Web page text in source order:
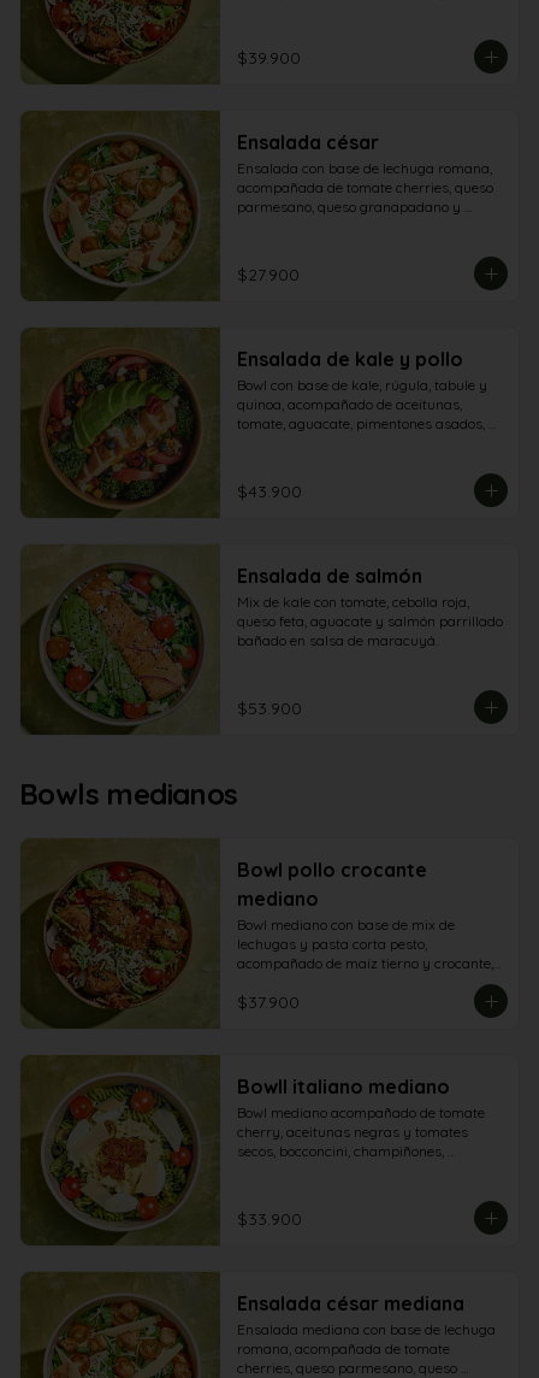
pesto
$39.900
Ensalada césar
Ensalada con base de lechuga romana,
acompañada de tomate cherries, queso
parmesano, queso granapadano y
$27.900
Ensalada de kale y pollo
Bowl con base de kale, rúgula, tabule y
quinoa, acompañado de aceitunas,
tomate, aguacate, pimentones asados,
$43.900
Ensalada de salmón
Mix de kale con tomate, cebolla roja,
queso feta, aguacate y salmón parrillado
bañado en salsa de maracuyá.
$53.900
Bowls medianos
Bowl pollo crocante
mediano
Bowl mediano con base de mix de
lechugas y pasta corta pesto,
acompañado de maíz tierno y crocante,
parmesano, tomate secos, aguacate y y
$37.900
BowlI italiano mediano
Bowl mediano acompañado de tomate
cherry, aceitunas negras y tomates
secos, bocconcini, champiñones,
$33.900
Ensalada césar mediana
Ensalada mediana con base de lechuga
romana, acompañada de tomate
cherries, queso parmesano, queso